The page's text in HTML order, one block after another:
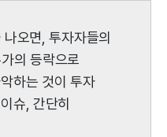
오면, 투자자들의
의 등락으로
하는 것이 투자
슈, 간단히